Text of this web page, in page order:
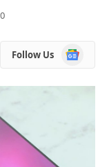
0
Follow Us
Google
News